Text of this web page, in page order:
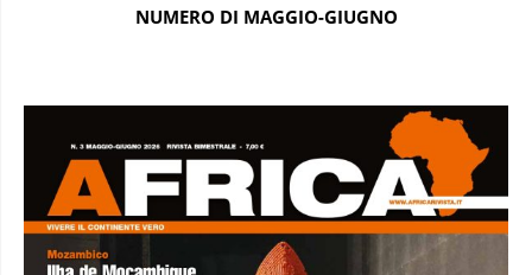
NUMERO DI MAGGIO-GIUGNO